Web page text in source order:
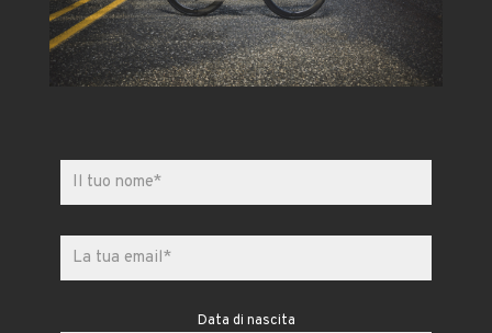
Data di nascita